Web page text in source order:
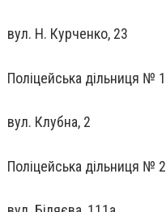
вул. Н. Курченко, 23
Поліцейська дільниця № 1
вул. Клубна, 2
Поліцейська дільниця № 2